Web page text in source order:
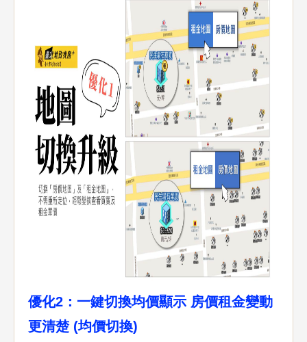
優化2：一鍵切換均價顯示 房價租金變動
更清楚 (均價切換)